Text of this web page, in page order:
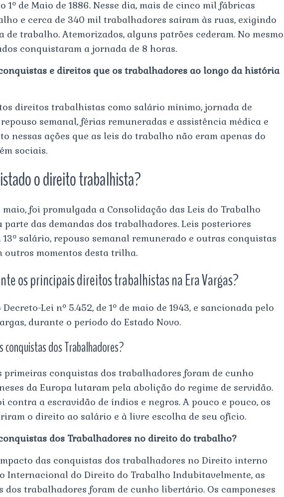
1º de Maio de 1886. Nesse dia, mais de cinco mil fábricas
e cerca de 340 mil trabalhadores saíram às ruas, exigindo
de trabalho. Atemorizados, alguns patrões cederam. No mesmo
conquistaram a jornada de 8 horas.
e direitos que os trabalhadores ao longo da história
direitos trabalhistas como salário mínimo, jornada de
semanal, férias remuneradas e assistência médica e
nessas ações que as leis do trabalho não eram apenas do
sociais.
o direito trabalhista?
maio, foi promulgada a Consolidação das Leis do Trabalho
parte das demandas dos trabalhadores. Leis posteriores
salário, repouso semanal remunerado e outras conquistas
outros momentos desta trilha.
os principais direitos trabalhistas na Era Vargas?
Lei nº 5.452, de 1º de maio de 1943, e sancionada pelo
durante o período do Estado Novo.
conquistas dos Trabalhadores?
primeiras conquistas dos trabalhadores foram de cunho
da Europa lutaram pela abolição do regime de servidão.
contra a escravidão de índios e negros. A pouco e pouco, os
o direito ao salário e à livre escolha de seu ofício.
dos Trabalhadores no direito do trabalho?
das conquistas dos trabalhadores no Direito interno
Internacional do Direito do Trabalho Indubitavelmente, as
dos trabalhadores foram de cunho libertário. Os camponeses